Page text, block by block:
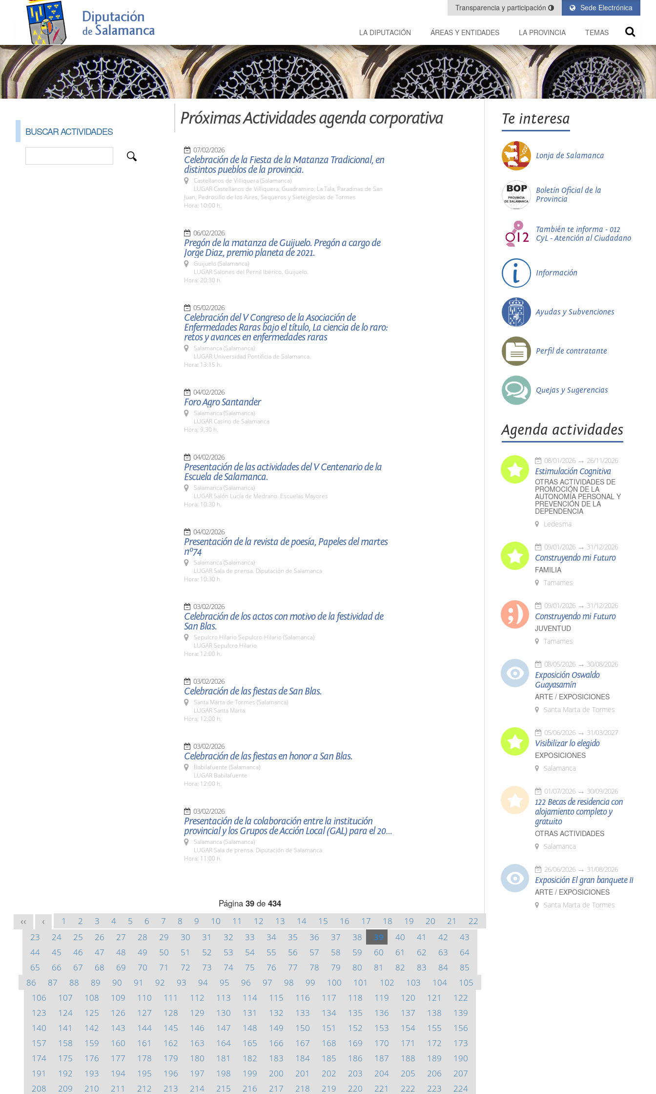
Sede Electrónica
Transparencia y participación
LA DIPUTACIÓN ÁREAS Y ENTIDADES LA PROVINCIA TEMAS
BUSCAR ACTIVIDADES
Próximas Actividades agenda corporativa
07/02/2026
Celebración de la Fiesta de la Matanza Tradicional, en
distintos pueblos de la provincia.
Castellanos de Villiquera (Salamanca)
LUGAR Castellanos de Villiquera, Guadramiro, La Tala, Paradinas de San
Juan, Pedrosillo de los Aires, Sequeros y Sieteiglesias de Tormes
Hora: 10:00 h.
06/02/2026
Pregón de la matanza de Guijuelo. Pregón a cargo de
Jorge Diaz, premio planeta de 2021.
Guijuelo (Salamanca)
LUGAR Salones del Pernil Ibérico. Guijuelo.
Hora: 20:30 h.
05/02/2026
Celebración del V Congreso de la Asociación de
Enfermedades Raras bajo el título, La ciencia de lo raro:
retos y avances en enfermedades raras
Salamanca (Salamanca)
LUGAR Universidad Pontificia de Salamanca.
Hora: 13:15 h.
04/02/2026
Foro Agro Santander
Salamanca (Salamanca)
LUGAR Casino de Salamanca
Hora: 9,30 h.
04/02/2026
Presentación de las actividades del V Centenario de la
Escuela de Salamanca.
Salamanca (Salamanca)
LUGAR Salón Lucía de Medrano. Escuelas Mayores
Hora: 10:30 h.
04/02/2026
Presentación de la revista de poesía, Papeles del martes
nº74
Salamanca (Salamanca)
LUGAR Sala de prensa. Diputación de Salamanca
Hora: 10:30 h
03/02/2026
Celebración de los actos con motivo de la festividad de
San Blas.
Sepulcro Hilario Sepulcro-Hilario (Salamanca)
LUGAR Sepulcro Hilario
Hora: 12:00 h.
03/02/2026
Celebración de las fiestas de San Blas.
Santa Marta de Tormes (Salamanca)
LUGAR Santa Marta
Hora: 12:00 h.
03/02/2026
Celebración de las fiestas en honor a San Blas.
Babilafuente (Salamanca)
LUGAR Babilafuente
Hora: 12:00 h.
03/02/2026
Presentación de la colaboración entre la institución
provincial y los Grupos de Acción Local (GAL) para el 2026.
Salamanca (Salamanca)
LUGAR Sala de prensa. Diputación de Salamanca
Hora: 11:00 h.
Página 39 de 434
<< < 1 2 3 4 5 6 7 8 9 10 11 12 13 14 15 16 17 18 19 20 21
22
23
24 25 26 27 28 29 30 31 32 33 34 35 36 37 38 39 40 41 42
43
44
45 46 47 48 49 50 51 52 53 54 55 56 57 58 59 60 61 62 63
64
65
66 67 68 69 70 71 72 73 74 75 76 77 78 79 80 81 82 83 84
85
86
87 88 89 90 91 92 93 94 95 96 97 98 99 100 101 102 103 104
105
106
107 108 109 110 111 112 113 114 115 116 117 118 119 120 121
122
123
124 125 126 127 128 129 130 131 132 133 134 135 136 137 138
139
140
141 142 143 144 145 146 147 148 149 150 151 152 153 154 155
156
157
158 159 160 161 162 163 164 165 166 167 168 169 170 171 172
173
174
175 176 177 178 179 180 181 182 183 184 185 186 187 188 189
190
191
192 193 194 195 196 197 198 199 200 201 202 203 204 205 206
207
208
209 210 211 212 213 214 215 216 217 218 219 220 221 222 223 224
Te interesa
Lonja de Salamanca
Boletín Oficial de la
Provincia
También te informa - 012
CyL - Atención al Ciudadano
Información
Ayudas y Subvenciones
Perfil de contratante
Quejas y Sugerencias
Agenda actividades
08/01/2026 26/11/2026
Estimulación Cognitiva
OTRAS ACTIVIDADES DE
PROMOCIÓN DE LA
AUTONOMÍA PERSONAL Y
PREVENCIÓN DE LA
DEPENDENCIA
Ledesma
09/01/2026 31/12/2026
Construyendo mi Futuro
FAMILIA
Tamames
09/01/2026 31/12/2026
Construyendo mi Futuro
JUVENTUD
Tamames
08/05/2026 30/08/2026
Exposición Oswaldo
Guayasamín
ARTE / EXPOSICIONES
Santa Marta de Tormes
05/06/2026 31/03/2027
Visibilizar lo elegido
EXPOSICIONES
Salamanca
01/07/2026 30/09/2026
122 Becas de residencia con
alojamiento completo y
gratuito
OTRAS ACTIVIDADES
Salamanca
26/06/2026 31/08/2026
Exposición El gran banquete II
ARTE / EXPOSICIONES
Santa Marta de Tormes